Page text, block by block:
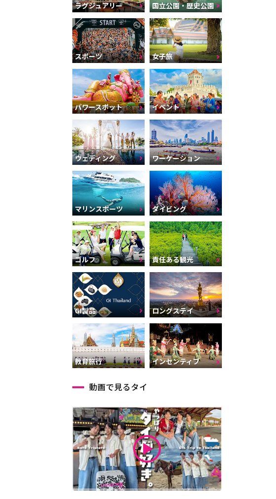
ラグジュアリー 国立公園・歴史公園
スポーツ 女子旅
パワースポット イベント
ウェディング ワーケーション
マリンスポーツ ダイビング
ゴルフ 責任ある観光
GI製品 ロングステイ
教育旅行 インセンティブ
動画で見るタイ